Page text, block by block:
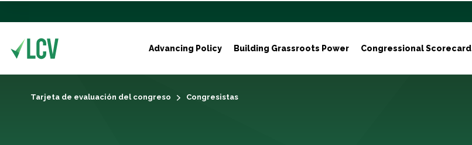
Advancing Policy Building Grassroots Power Congressional Scorecard
Tarjeta de evaluación del congreso Congresistas